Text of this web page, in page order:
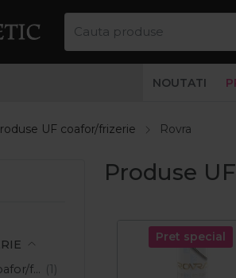
NOUTATI
UF coafor/frizerie Rovra
Produse UF coafor/frizerie
Produse
Pret special